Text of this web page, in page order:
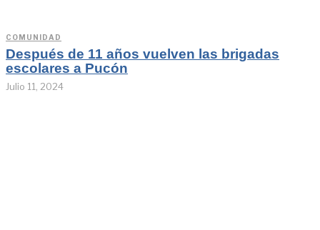
COMUNIDAD
Después de 11 años vuelven las brigadas
escolares a Pucón
Julio 11, 2024